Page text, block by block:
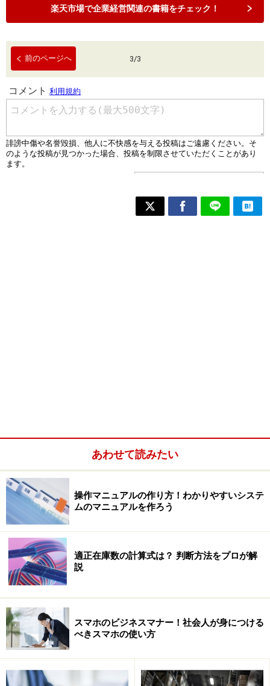
楽天市場で企業経営関連の書籍をチェック！
前のページへ 3/3
あわせて読みたい
操作マニュアルの作り方！わかりやすいシステ
ムのマニュアルを作ろう
適正在庫数の計算式は？ 判断方法をプロが解
説
スマホのビジネスマナー！社会人が身につける
べきスマホの使い方